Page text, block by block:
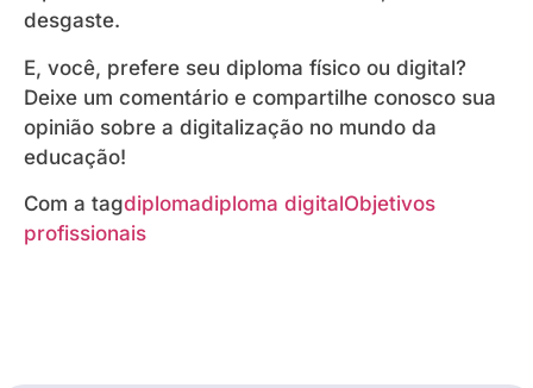
desgaste.
E, você, prefere seu diploma físico ou digital?
Deixe um comentário e compartilhe conosco sua
opinião sobre a digitalização no mundo da
educação!
Com a tagdiplomadiploma digitalObjetivos
profissionais